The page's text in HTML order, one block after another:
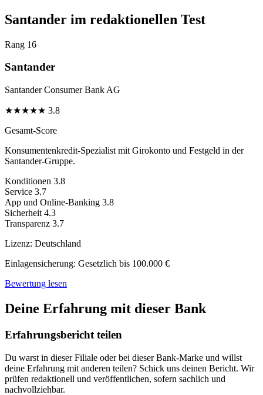
Santander im redaktionellen Test
Rang 16
Santander
Santander Consumer Bank AG
★★★★★ 3.8
Gesamt-Score
Konsumentenkredit-Spezialist mit Girokonto und Festgeld in der
Santander-Gruppe.
Konditionen 3.8
Service 3.7
App und Online-Banking 3.8
Sicherheit 4.3
Transparenz 3.7
Lizenz: Deutschland
Einlagensicherung: Gesetzlich bis 100.000 €
Bewertung lesen
Deine Erfahrung mit dieser Bank
Erfahrungsbericht teilen
Du warst in dieser Filiale oder bei dieser Bank-Marke und willst
deine Erfahrung mit anderen teilen? Schick uns deinen Bericht. Wir
prüfen redaktionell und veröffentlichen, sofern sachlich und
nachvollziehbar.